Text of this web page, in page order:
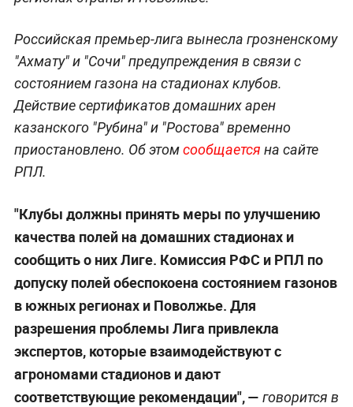
Российская премьер-лига вынесла грозненскому
"Ахмату" и "Сочи" предупреждения в связи с
состоянием газона на стадионах клубов.
Действие сертификатов домашних арен
казанского "Рубина" и "Ростова" временно
приостановлено. Об этомсообщается на сайте
РПЛ.
"Клубы должны принять меры по улучшению
качества полей на домашних стадионах и
сообщить о них Лиге. Комиссия РФС и РПЛ по
допуску полей обеспокоена состоянием газонов
в южных регионах и Поволжье. Для
разрешения проблемы Лига привлекла
экспертов, которые взаимодействуют с
агрономами стадионов и дают
соответствующие рекомендации", — говорится в